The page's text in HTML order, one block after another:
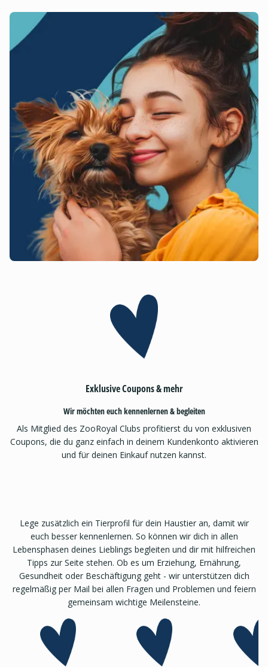
Exklusive Coupons & mehr
Wir möchten euch kennenlernen & begleiten
Als Mitglied des ZooRoyal Clubs profitierst du von exklusiven
Coupons, die du ganz einfach in deinem Kundenkonto aktivieren
und für deinen Einkauf nutzen kannst.
Lege zusätzlich ein Tierprofil für dein Haustier an, damit wir
euch besser kennenlernen. So können wir dich in allen
Lebensphasen deines Lieblings begleiten und dir mit hilfreichen
Tipps zur Seite stehen. Ob es um Erziehung, Ernährung,
Gesundheit oder Beschäftigung geht - wir unterstützen dich
regelmäßig per Mail bei allen Fragen und Problemen und feiern
gemeinsam wichtige Meilensteine.